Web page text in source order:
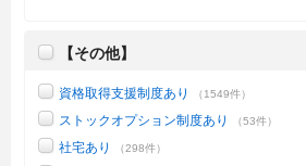
【その他】
資格取得支援制度あり （1549件）
ストックオプション制度あり （53件）
社宅あり （298件）